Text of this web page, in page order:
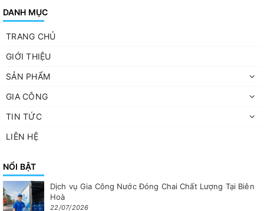
DANH MỤC
TRANG CHỦ
GIỚI THIỆU
SẢN PHẨM
GIA CÔNG
TIN TỨC
LIÊN HỆ
NỔI BẬT
Dịch vụ Gia Công Nước Đóng Chai Chất Lượng Tại Biên
Hoà
22/07/2026